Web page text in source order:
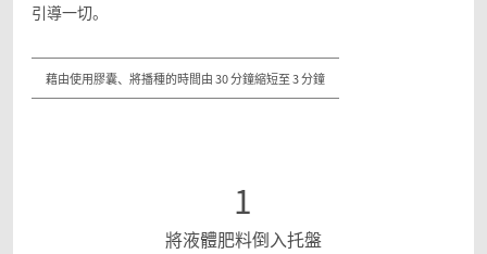
引導一切。
藉由使用膠囊、將播種的時間由 30 分鐘縮短至 3 分鐘
1
將液體肥料倒入托盤